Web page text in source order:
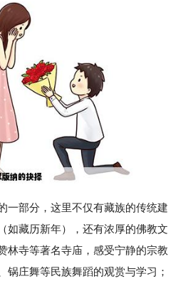
一部分，这里不仅有藏族的传统建
如藏历新年），还有浓厚的佛教文
林寺等著名寺庙，感受宁静的宗教
锅庄舞等民族舞蹈的观赏与学习；